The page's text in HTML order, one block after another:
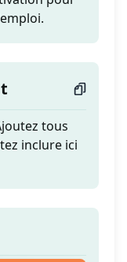
tous
inclure ici